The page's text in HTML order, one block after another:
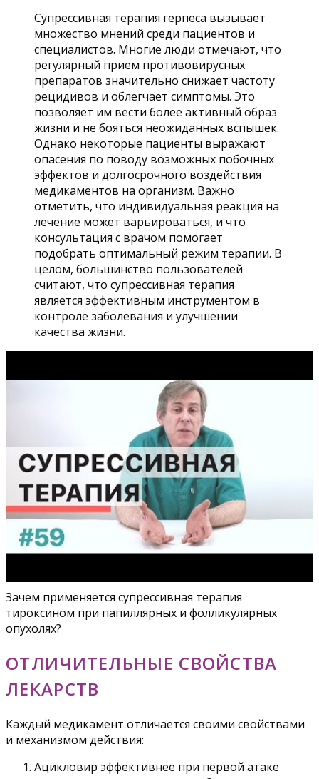
Супрессивная терапия герпеса вызывает
множество мнений среди пациентов и
специалистов. Многие люди отмечают, что
регулярный прием противовирусных
препаратов значительно снижает частоту
рецидивов и облегчает симптомы. Это
позволяет им вести более активный образ
жизни и не бояться неожиданных вспышек.
Однако некоторые пациенты выражают
опасения по поводу возможных побочных
эффектов и долгосрочного воздействия
медикаментов на организм. Важно
отметить, что индивидуальная реакция на
лечение может варьироваться, и что
консультация с врачом помогает
подобрать оптимальный режим терапии. В
целом, большинство пользователей
считают, что супрессивная терапия
является эффективным инструментом в
контроле заболевания и улучшении
качества жизни.
Зачем применяется супрессивная терапия
тироксином при папиллярных и фолликулярных
опухолях?
ОТЛИЧИТЕЛЬНЫЕ СВОЙСТВА
ЛЕКАРСТВ
Каждый медикамент отличается своими свойствами
и механизмом действия:
Ацикловир эффективнее при первой атаке